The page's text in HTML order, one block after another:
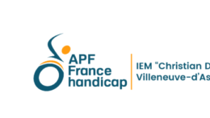
contenu